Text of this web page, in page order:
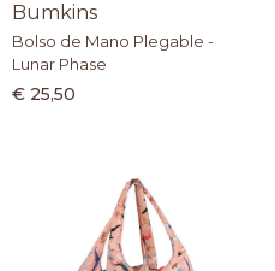
Bumkins
Bolso de Mano Plegable -
Lunar Phase
€ 25,50